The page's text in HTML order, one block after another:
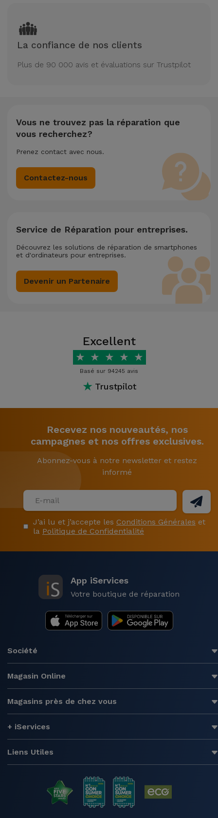
La confiance de nos clients
Plus de 90 000 avis et évaluations sur Trustpilot
Vous ne trouvez pas la réparation que
vous recherchez?
Prenez contact avec nous.
Contactez-nous
Service de Réparation pour entreprises.
Découvrez les solutions de réparation de smartphones
et d'ordinateurs pour entreprises.
Devenir un Partenaire
Excellent
★ ★ ★ ★ ★
Basé sur 94245 avis
★ Trustpilot
Recevez nos nouveautés, nos
campagnes et nos offres exclusives.
Abonnez-vous à notre newsletter et restez
informé
J’ai lu et j’accepte les Conditions Générales et
la Politique de Confidentialité
App iServices
Votre boutique de réparation
Société
Magasin Online
Magasins près de chez vous
+ iServices
Liens Utiles